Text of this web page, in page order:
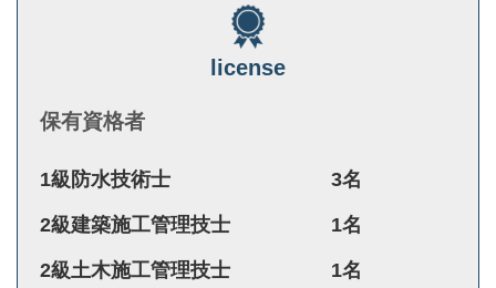
license
保有資格者
1級防水技術士 3名
2級建築施工管理技士 1名
2級土木施工管理技士 1名